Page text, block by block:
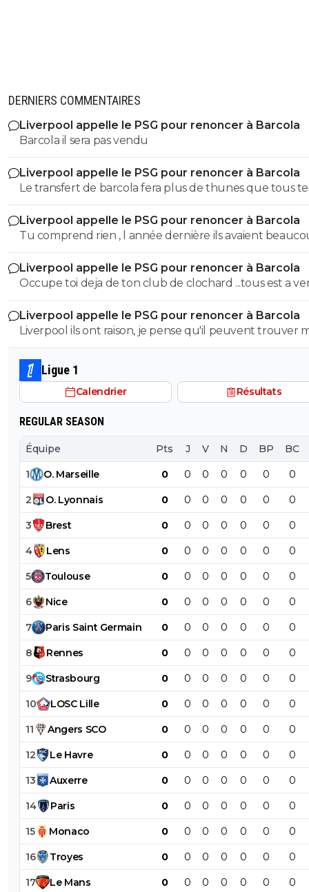
DERNIERS COMMENTAIRES
Liverpool appelle le PSG pour renoncer à Barcola
Barcola il sera pas vendu
Liverpool appelle le PSG pour renoncer à Barcola
Le transfert de barcola fera plus de thunes que tous
ventes avec ton club de merde . Bonne c3 guignol.
Liverpool appelle le PSG pour renoncer à Barcola
Tu comprend rien , l année dernière ils avaient beaucoup
vendu 250 M de vente, donc ca compense un peu
Liverpool appelle le PSG pour renoncer à Barcola
Occupe toi deja de ton club de clochard ...tous est a vendre
!!!!
Liverpool appelle le PSG pour renoncer à Barcola
Liverpool ils ont raison, je pense qu'il peuvent trouver
cher
Ligue 1
Calendrier Résultats
REGULAR SEASON
Équipe Pts J V N D BP BC
1 O. Marseille 0 0 0 0 0 0 0
2 O. Lyonnais 0 0 0 0 0 0 0
3 Brest 0 0 0 0 0 0 0
4 Lens 0 0 0 0 0 0 0
5 Toulouse 0 0 0 0 0 0 0
6 Nice 0 0 0 0 0 0 0
7 Paris Saint Germain 0 0 0 0 0 0 0
8 Rennes 0 0 0 0 0 0 0
9 Strasbourg 0 0 0 0 0 0 0
10 LOSC Lille 0 0 0 0 0 0 0
11 Angers SCO 0 0 0 0 0 0 0
12 Le Havre 0 0 0 0 0 0 0
13 Auxerre 0 0 0 0 0 0 0
14 Paris 0 0 0 0 0 0 0
15 Monaco 0 0 0 0 0 0 0
16 Troyes 0 0 0 0 0 0 0
17 Le Mans 0 0 0 0 0 0 0